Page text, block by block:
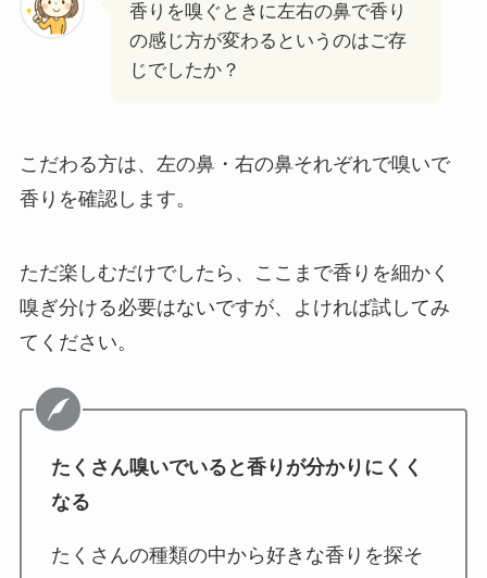
香りを嗅ぐときに左右の鼻で香り
の感じ方が変わるというのはご存
じでしたか？
こだわる方は、左の鼻・右の鼻それぞれで嗅いで
香りを確認します。
ただ楽しむだけでしたら、ここまで香りを細かく
嗅ぎ分ける必要はないですが、よければ試してみ
てください。
たくさん嗅いでいると香りが分かりにくく
なる
たくさんの種類の中から好きな香りを探そ